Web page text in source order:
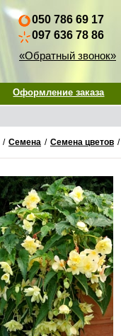
050 786 69 17
097 636 78 86
«Обратный звонок»
Оформление заказа
/ Семена / Семена цветов /